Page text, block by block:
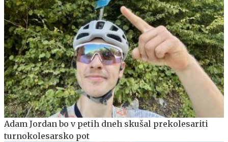
Adam Jordan bo v petih dneh skušal prekolesariti
turnokolesarsko pot